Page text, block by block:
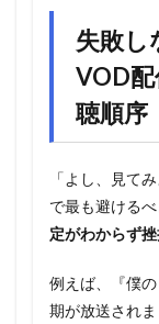
失敗し
VOD
聴順序
「よし、見て
で最も避けるべ
定がわからず挫
例えば、『僕
期が放送され